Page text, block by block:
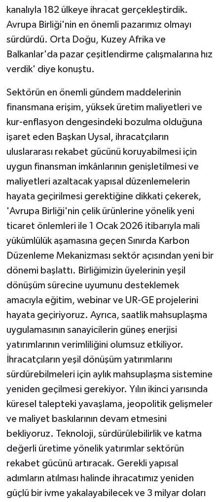
kanalıyla 182 ülkeye ihracat gerçekleştirdik.
Avrupa Birliği'nin en önemli pazarımız olmayı
sürdürdü. Orta Doğu, Kuzey Afrika ve
Balkanlar'da pazar çeşitlendirme çalışmalarına hız
verdik' diye konuştu.
Sektörün en önemli gündem maddelerinin
finansmana erişim, yüksek üretim maliyetleri ve
kur-enflasyon dengesindeki bozulma olduğuna
işaret eden Başkan Uysal, ihracatçıların
uluslararası rekabet gücünü koruyabilmesi için
uygun finansman imkânlarının genişletilmesi ve
maliyetleri azaltacak yapısal düzenlemelerin
hayata geçirilmesi gerektiğine dikkati çekerek,
'Avrupa Birliği'nin çelik ürünlerine yönelik yeni
ticaret önlemleri ile 1 Ocak 2026 itibarıyla mali
yükümlülük aşamasına geçen Sınırda Karbon
Düzenleme Mekanizması sektör açısından yeni bir
dönemi başlattı. Birliğimizin üyelerinin yeşil
dönüşüm sürecine uyumunu desteklemek
amacıyla eğitim, webinar ve UR-GE projelerini
hayata geçiriyoruz. Ayrıca, saatlik mahsuplaşma
uygulamasının sanayicilerin güneş enerjisi
yatırımlarının verimliliğini olumsuz etkiliyor.
İhracatçıların yeşil dönüşüm yatırımlarını
sürdürebilmeleri için aylık mahsuplaşma sistemine
yeniden geçilmesi gerekiyor. Yılın ikinci yarısında
küresel talepteki yavaşlama, jeopolitik gelişmeler
ve maliyet baskılarının devam etmesini
bekliyoruz. Teknoloji, sürdürülebilirlik ve katma
değerli üretime yönelik yatırımlar sektörün
rekabet gücünü artıracak. Gerekli yapısal
adımların atılması halinde ihracatımız yeniden
güçlü bir ivme yakalayabilecek ve 3 milyar doları